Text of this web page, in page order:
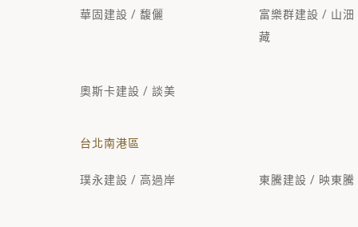
華固建設 / 馥儷
富樂群建設 / 山沺
藏
奧斯卡建設 / 談美
台北南港區
璞永建設 / 高過岸 東騰建設 / 映東騰